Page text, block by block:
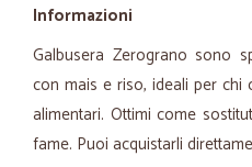
Informazioni
Galbusera Zerograno sono
con mais e riso, ideali per
alimentari. Ottimi come
fame. Puoi acquistarli